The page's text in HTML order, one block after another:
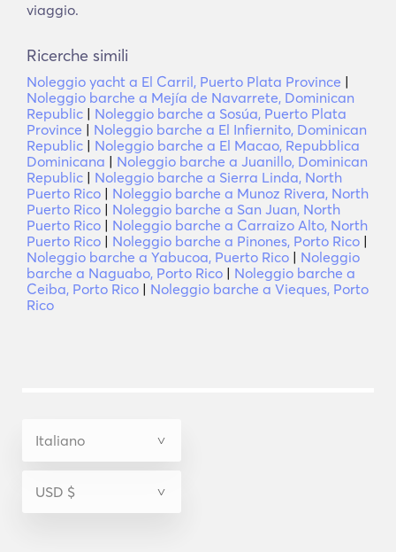
viaggio.
Ricerche simili
Noleggio yacht a El Carril, Puerto Plata Province |
Noleggio barche a Mejía de Navarrete, Dominican
Republic | Noleggio barche a Sosúa, Puerto Plata
Province | Noleggio barche a El Infiernito, Dominican
Republic | Noleggio barche a El Macao, Repubblica
Dominicana | Noleggio barche a Juanillo, Dominican
Republic | Noleggio barche a Sierra Linda, North
Puerto Rico | Noleggio barche a Munoz Rivera, North
Puerto Rico | Noleggio barche a San Juan, North
Puerto Rico | Noleggio barche a Carraizo Alto, North
Puerto Rico | Noleggio barche a Pinones, Porto Rico |
Noleggio barche a Yabucoa, Puerto Rico | Noleggio
barche a Naguabo, Porto Rico | Noleggio barche a
Ceiba, Porto Rico | Noleggio barche a Vieques, Porto
Rico